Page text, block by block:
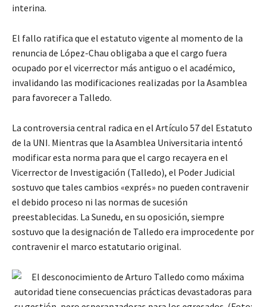
interina.
El fallo ratifica que el estatuto vigente al momento de la
renuncia de López-Chau obligaba a que el cargo fuera
ocupado por el vicerrector más antiguo o el académico,
invalidando las modificaciones realizadas por la Asamblea
para favorecer a Talledo.
La controversia central radica en el Artículo 57 del Estatuto
de la UNI. Mientras que la Asamblea Universitaria intentó
modificar esta norma para que el cargo recayera en el
Vicerrector de Investigación (Talledo), el Poder Judicial
sostuvo que tales cambios «exprés» no pueden contravenir
el debido proceso ni las normas de sucesión
preestablecidas. La Sunedu, en su oposición, siempre
sostuvo que la designación de Talledo era improcedente por
contravenir el marco estatutario original.